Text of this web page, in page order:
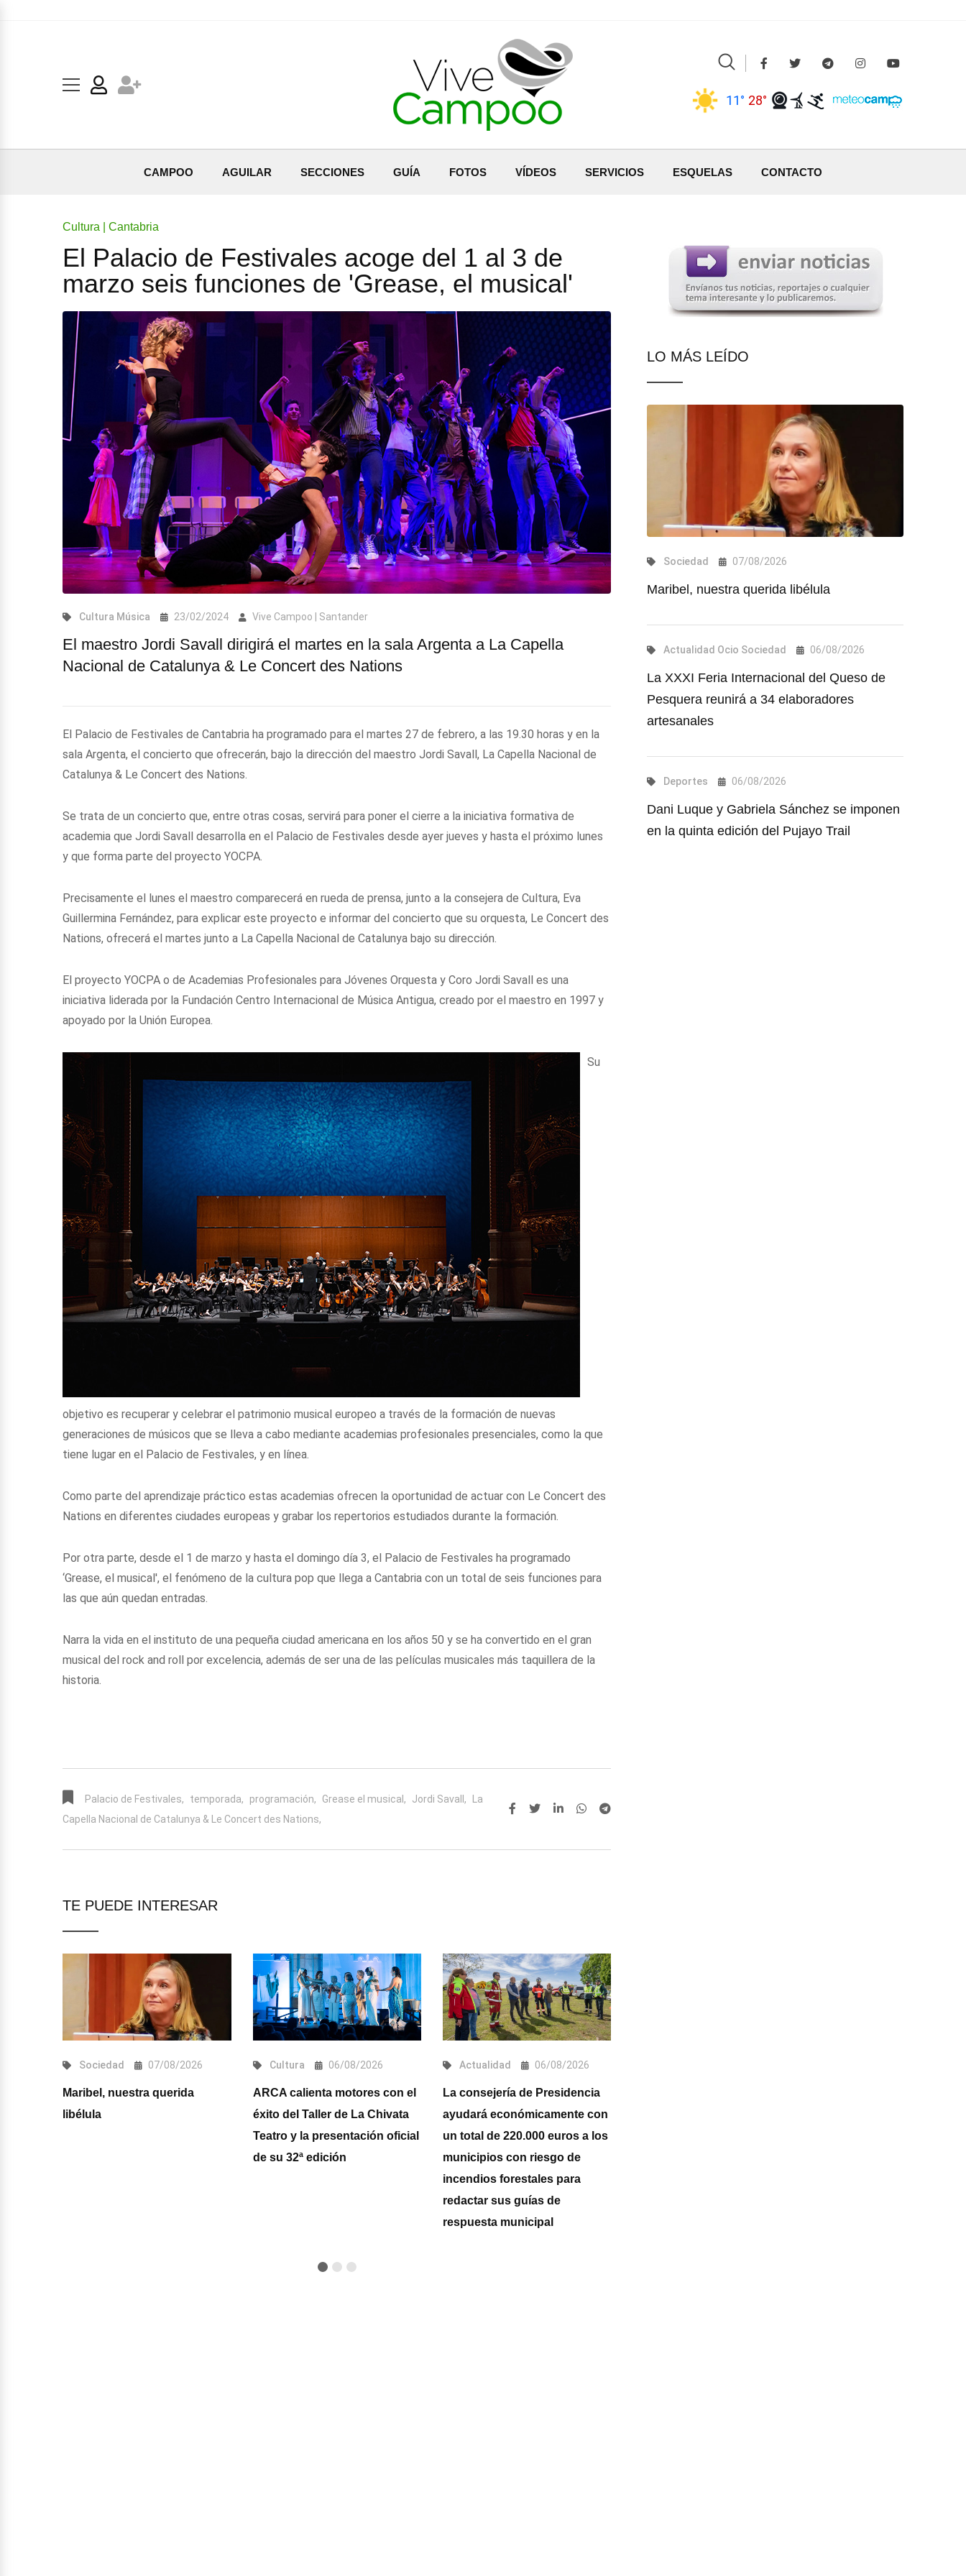
11° 28°
CAMPOO AGUILAR SECCIONES GUÍA FOTOS VÍDEOS SERVICIOS ESQUELAS CONTACTO
Cultura | Cantabria
El Palacio de Festivales acoge del 1 al 3 de
marzo seis funciones de 'Grease, el musical'
Cultura Música 23/02/2024 Vive Campoo | Santander
El maestro Jordi Savall dirigirá el martes en la sala Argenta a La Capella
Nacional de Catalunya & Le Concert des Nations
El Palacio de Festivales de Cantabria ha programado para el martes 27 de febrero, a las 19.30 horas y en la
sala Argenta, el concierto que ofrecerán, bajo la dirección del maestro Jordi Savall, La Capella Nacional de
Catalunya & Le Concert des Nations.
Se trata de un concierto que, entre otras cosas, servirá para poner el cierre a la iniciativa formativa de
academia que Jordi Savall desarrolla en el Palacio de Festivales desde ayer jueves y hasta el próximo lunes
y que forma parte del proyecto YOCPA.
Precisamente el lunes el maestro comparecerá en rueda de prensa, junto a la consejera de Cultura, Eva
Guillermina Fernández, para explicar este proyecto e informar del concierto que su orquesta, Le Concert des
Nations, ofrecerá el martes junto a La Capella Nacional de Catalunya bajo su dirección.
El proyecto YOCPA o de Academias Profesionales para Jóvenes Orquesta y Coro Jordi Savall es una
iniciativa liderada por la Fundación Centro Internacional de Música Antigua, creado por el maestro en 1997 y
apoyado por la Unión Europea.
Su
objetivo es recuperar y celebrar el patrimonio musical europeo a través de la formación de nuevas
generaciones de músicos que se lleva a cabo mediante academias profesionales presenciales, como la que
tiene lugar en el Palacio de Festivales, y en línea.
Como parte del aprendizaje práctico estas academias ofrecen la oportunidad de actuar con Le Concert des
Nations en diferentes ciudades europeas y grabar los repertorios estudiados durante la formación.
Por otra parte, desde el 1 de marzo y hasta el domingo día 3, el Palacio de Festivales ha programado
‘Grease, el musical', el fenómeno de la cultura pop que llega a Cantabria con un total de seis funciones para
las que aún quedan entradas.
Narra la vida en el instituto de una pequeña ciudad americana en los años 50 y se ha convertido en el gran
musical del rock and roll por excelencia, además de ser una de las películas musicales más taquillera de la
historia.
Palacio de Festivales, temporada, programación, Grease el musical, Jordi Savall,
La
Capella Nacional de Catalunya & Le Concert des Nations,
TE PUEDE INTERESAR
Sociedad 07/08/2026
Maribel, nuestra querida
libélula
Cultura 06/08/2026
ARCA calienta motores con el
éxito del Taller de La Chivata
Teatro y la presentación oficial
de su 32ª edición
Actualidad 06/08/2026
La consejería de Presidencia
ayudará económicamente con
un total de 220.000 euros a los
municipios con riesgo de
incendios forestales para
redactar sus guías de
respuesta municipal
LO MÁS LEÍDO
Sociedad 07/08/2026
Maribel, nuestra querida libélula
Actualidad Ocio Sociedad 06/08/2026
La XXXI Feria Internacional del Queso de
Pesquera reunirá a 34 elaboradores
artesanales
Deportes 06/08/2026
Dani Luque y Gabriela Sánchez se imponen
en la quinta edición del Pujayo Trail